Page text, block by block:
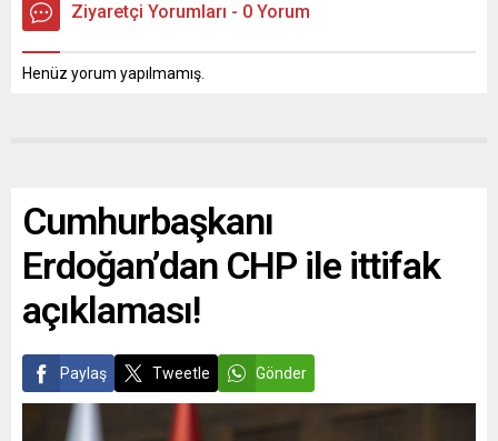
Ziyaretçi Yorumları - 0 Yorum
Henüz yorum yapılmamış.
Cumhurbaşkanı
Erdoğan’dan CHP ile ittifak
açıklaması!
Paylaş Tweetle Gönder